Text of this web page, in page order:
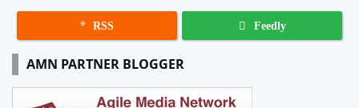
 RSS Feedly
AMN PARTNER BLOGGER